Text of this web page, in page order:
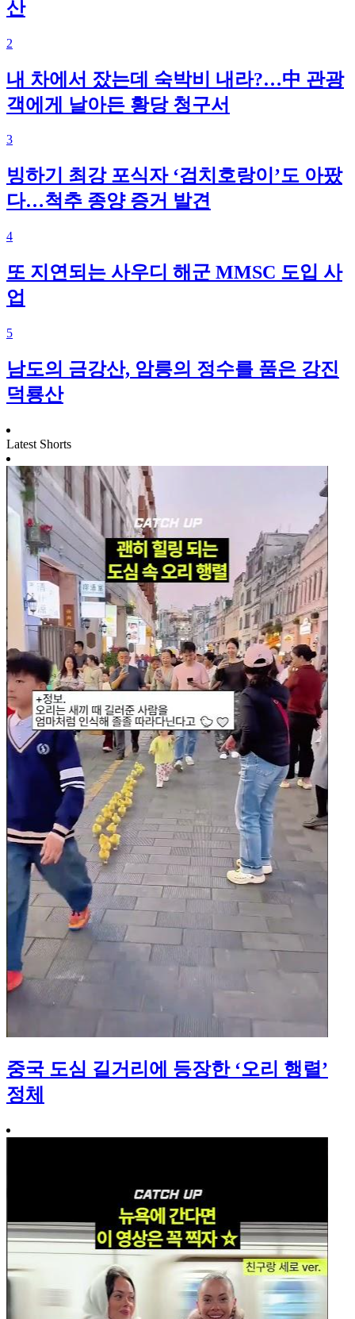
산
2
내 차에서 잤는데 숙박비 내라?…中 관광
객에게 날아든 황당 청구서
3
빙하기 최강 포식자 ‘검치호랑이’도 아팠
다…척추 종양 증거 발견
4
또 지연되는 사우디 해군 MMSC 도입 사
업
5
남도의 금강산, 암릉의 정수를 품은 강진
덕룡산
Latest Shorts
중국 도심 길거리에 등장한 ‘오리 행렬’
정체